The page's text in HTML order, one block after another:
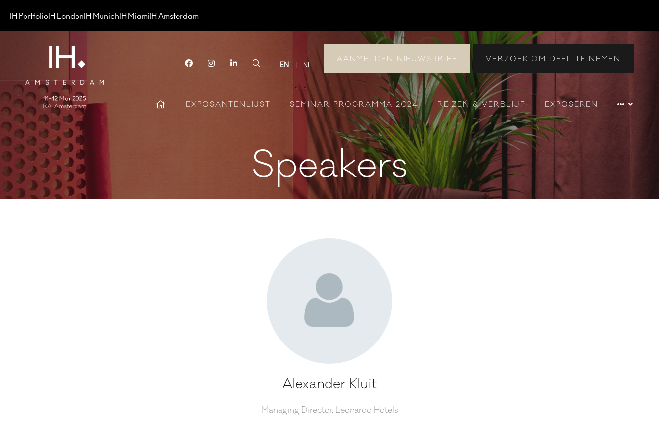
IH PortfolioIH LondonIH MunichIH MiamiIH Amsterdam
FacebookInstagramLinkedIn Search
EN NL
AANMELDEN NIEUWSBRIEF VERZOEK OM DEEL TE NEMEN
EXPOSANTENLIJST SEMINAR-PROGRAMMA 2024 REIZEN & VERBLIJF EXPOSEREN
Speakers
Alexander Kluit
Managing Director, Leonardo Hotels